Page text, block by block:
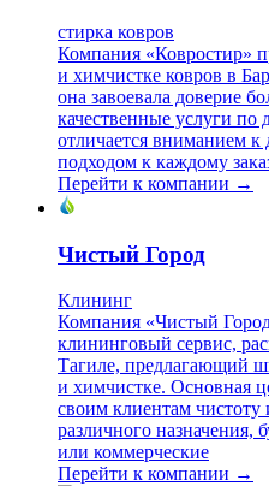
стирка ковров
Компания «Ковростир»
и химчистке ковров в
она завоевала доверие
качественные услуги
отличается вниманием
подходом к каждому
Перейти к компании →
Чистый Город
Клининг
Компания «Чистый
клининговый сервис,
Тагиле, предлагающий
и химчистке. Основная
своим клиентам
различного назначения,
или коммерческие
Перейти к компании →